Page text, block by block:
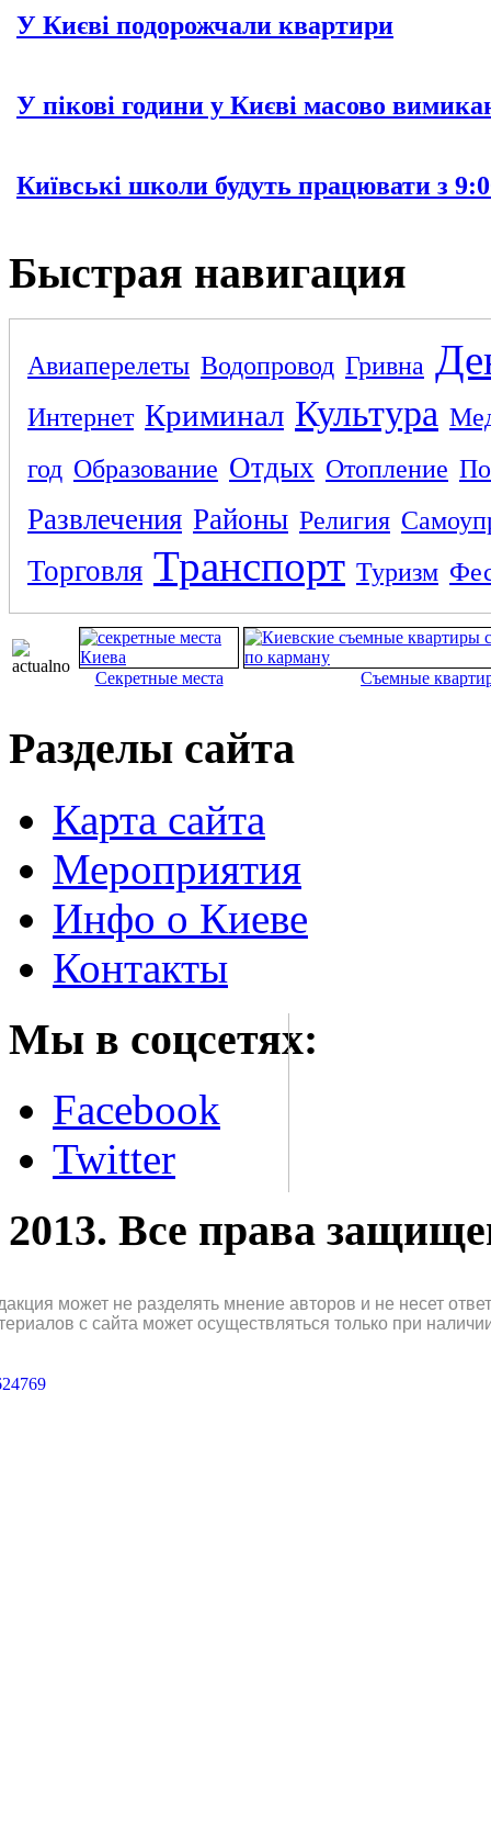
У Києві подорожчали квартири
У пікові години у Києві масово
Київські школи будуть працювати з
Быстрая навигация
Авиаперелеты Водопровод Гривна
Интернет Криминал Культура
год Образование Отдых Отопление
Развлечения Районы Религия
Торговля Транспорт Туризм
Секретные места Съемные
Разделы сайта
Карта сайта
Мероприятия
Инфо о Киеве
Контакты
Мы в соцсетях:
Facebook
Twitter
2013. Все права
может не разделять мнение авторов и не несет
с сайта может осуществляться только при